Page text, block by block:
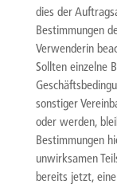
dies der
Bestimmungen
Verwenderin
Sollten einzelne
sonstiger
oder werden,
Bestimmungen
unwirksamen
bereits jetzt,